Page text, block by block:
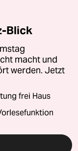
Blick
macht und
werden. Jetzt
frei Haus